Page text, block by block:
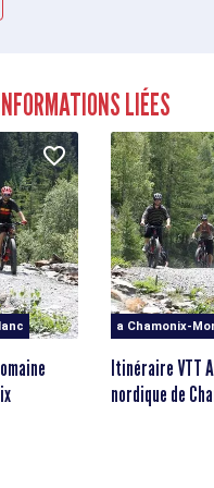
LIÉES
a Chamonix-
Itinéraire VTT
nordique de